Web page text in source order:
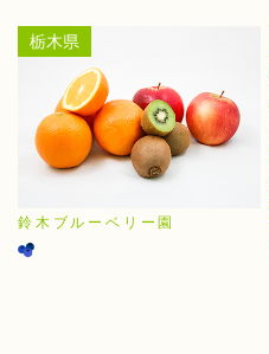
栃木県
鈴木ブルーベリー園